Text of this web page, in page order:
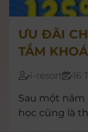
ƯU ĐÃI
TẮM
125.000Đ/
i-resort 16
Sau một
học cũng là